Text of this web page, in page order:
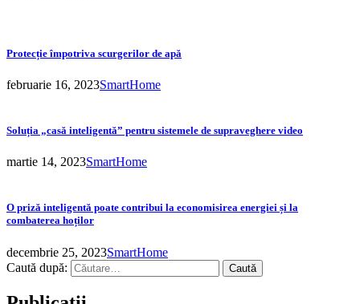
Protecție împotriva scurgerilor de apă
februarie 16, 2023SmartHome
Soluția „casă inteligentă” pentru sistemele de supraveghere video
martie 14, 2023SmartHome
O priză inteligentă poate contribui la economisirea energiei și la
combaterea hoților
decembrie 25, 2023SmartHome
Caută după: